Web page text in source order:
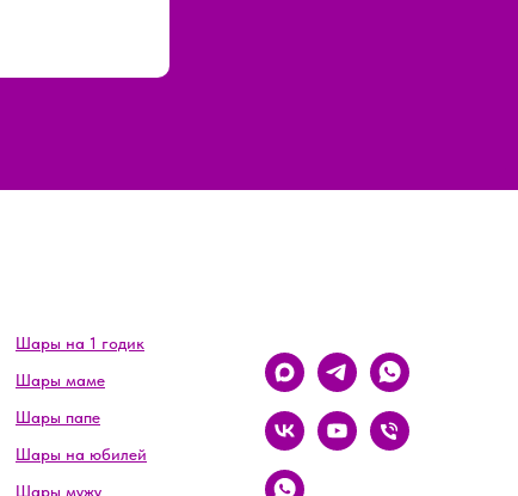
Шары на 1 годик
Шары маме
Шары папе
Шары на юбилей
Шары мужу